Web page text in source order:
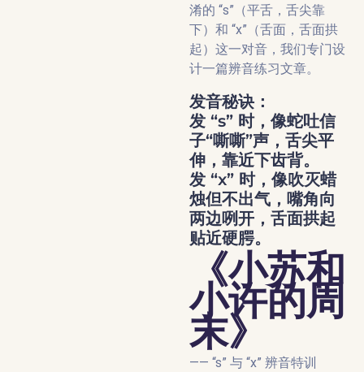
淆的 “s”（平舌，舌尖靠
下）和 “x”（舌面，舌面拱
起）这一对音，我们专门设
计一篇辨音练习文章。
发音秘诀：
发 “s” 时，像蛇吐信
子“嘶嘶”声，舌尖平
伸，靠近下齿背。
发 “x” 时，像吹灭蜡
烛但不出气，嘴角向
两边咧开，舌面拱起
贴近硬腭。
《小苏和
小许的周
末》
—— “s” 与 “x” 辨音特训